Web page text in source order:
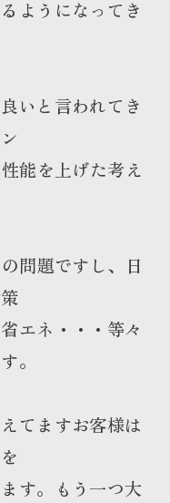
ようになってき
いと言われてき
能を上げた考え
問題ですし、日
エネ・・・等々
。
てますお客様は
す。もう一つ大